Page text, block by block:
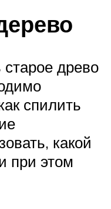
старое древо
спилить
какой
при этом